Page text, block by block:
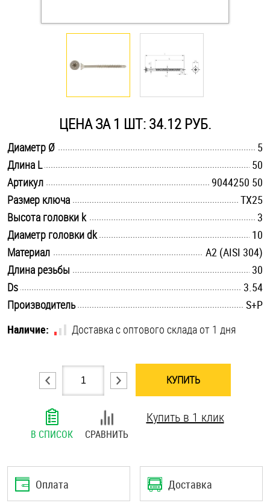
Саморезы и шурупы
Такелаж
Хомуты
Шайбы
Шпильки
Шплинты
Штифты и пальцы
ЦЕНА ЗА 1 ШТ: 34.12 РУБ.
Диаметр Ø
5
Длина L
50
Артикул
9044250 50
Размер ключа
TX25
Высота головки k
3
Диаметр головки dk
10
Материал
А2 (AISI 304)
Длина резьбы
30
Ds
3.54
Производитель
S+P
Наличие:
Доставка с оптового склада от 1 дня
КУПИТЬ
В СПИСОК СРАВНИТЬ
Купить в 1 клик
Оплата Доставка